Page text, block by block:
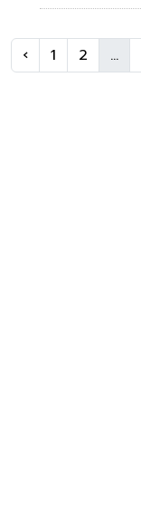
‹ 1 2 ...